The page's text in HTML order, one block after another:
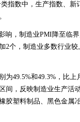
指数中，生产指数、
响，制造业PMI降至临
2个，制造业多数行业
为49.5%和49.3%，比
间，反映制造业生产活
胶塑料制品、黑色金属